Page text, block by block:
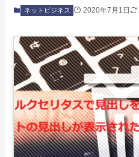
ネットビジネス 2020年7月1日